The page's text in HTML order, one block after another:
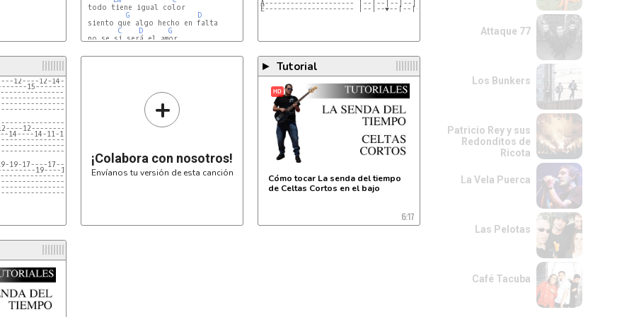
todo tiene igual color
G
D
siento que algo hecho en falta
C
D
G
no se si será el amor
A--------------------- |--|--|--|--|--  sultar en el glosario de
E--------------------- |--|--▼--|--|--  ritmos de lacuerda.net
12----12-14-12------------------
15------------15-14-12-15----
12----------------------
14----14-11-14-11----------
14-12-14-
17----17----17-17-19-17-17-/22-/22-/22-21-19-17-
19----19-------------------------------------
+
¡Colabora con nosotros!
Envíanos tu versión de esta canción
► Tutorial
HD
Cómo tocar La senda del tiempo
de Celtas Cortos en el bajo
6:17
Attaque 77
Los Bunkers
Patricio Rey y sus
Redonditos de
Ricota
La Vela Puerca
Las Pelotas
Café Tacuba